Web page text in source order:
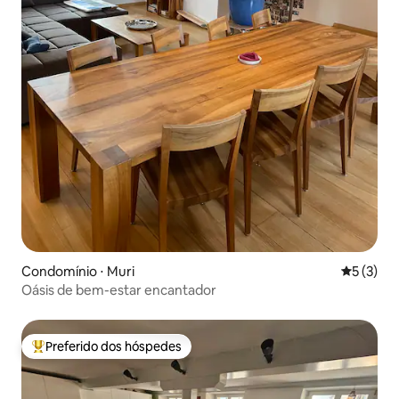
Condomínio ⋅ Muri 5 de
5 (3)
Oásis de bem-estar encantador
Entre os melhores preferidos dos hóspedes
Preferido dos hóspedes